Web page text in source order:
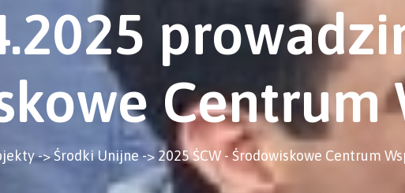
Centrum
-> Środki Unijne -> 2025 ŚCW - Środowiskowe Centrum